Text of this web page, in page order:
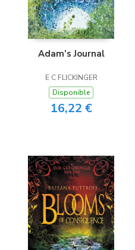
Adam’s Journal
E C FLICKINGER
Disponible
16,22 €